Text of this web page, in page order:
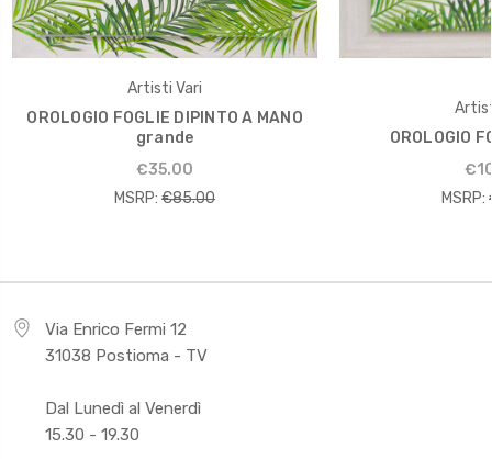
Artisti Vari
OROLOGIO FOGLIE DIPINTO A MANO
grande
€35.00
MSRP: €85.00
OROLOGIO
MSRP:
Via Enrico Fermi 12
31038 Postioma - TV
Dal Lunedì al Venerdì
15.30 - 19.30